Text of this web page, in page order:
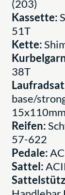
(203)
Kassette:
51T
Kette:
38T
base/
Reifen:
57-622
Pedale:
Sattel: